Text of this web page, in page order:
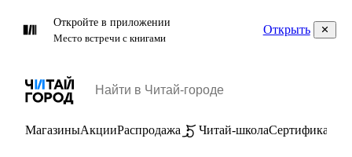
Откройте в приложении
Место встречи с книгами
Открыть
МагазиныАкцииРаспродажа Читай-школаСертификаты